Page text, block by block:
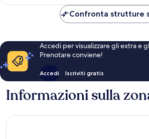
Confronta strutture
Accedi per visualizzare gli extra e
Prenotare conviene!
Accedi Iscriviti gratis
Informazioni sulla